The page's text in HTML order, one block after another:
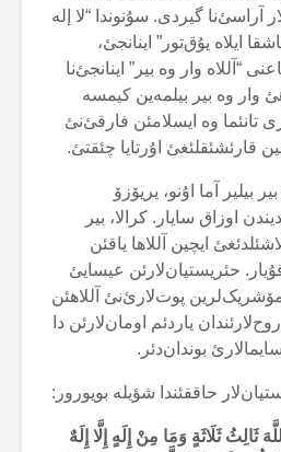
آراسئ‌نا گیردی. سۇنوندا “لا إلە
ایلاە یۇق‌تور” اینانجئ،
“آللاە وار وە بیر” اینانجئ‌نا
وار وە بیر بیلمەین کیمسە
تانئما وە ایسلامئن فارقئ‌نئ
قارئشئقلئغئ اۇرتایا چئقتئ.
بیلیر آما اۇنو، یریۆزۆ
اوزاق سایار. کرالا، بیر
ایچین آللاها یاقئن
حئریستیان‌لارئن عیسایئ
مۆشریک‌لرین پوت‌لارئ‌نئ آللاهئن
یاردئم اومان‌لارئن دا
بوندان‌دئر.
حاققئندا شؤیلە بویورور:
ثَالِثُ ثَلَاثَةٍ وَمَا مِنْ إِلَهٍ إِلَّا إِلَهٌ